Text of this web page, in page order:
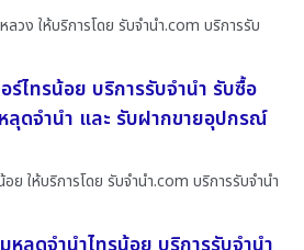
วง ให้บริการโดย รับจํานํา.com บริการรับ
ไทรน้อย บริการรับจำนำ รับซื้อ
ดจำนำ และ รับฝากขายอุปกรณ์
ย ให้บริการโดย รับจํานํา.com บริการรับจำนำ